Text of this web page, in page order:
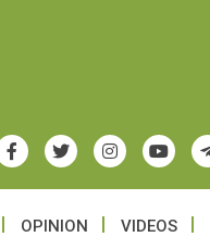
OPINION VIDEOS